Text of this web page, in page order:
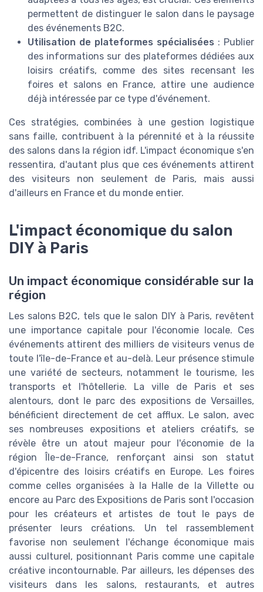
permettent de distinguer le salon dans le paysage
des événements B2C.
Utilisation de plateformes spécialisées : Publier
des informations sur des plateformes dédiées aux
loisirs créatifs, comme des sites recensant les
foires et salons en France, attire une audience
déjà intéressée par ce type d'événement.
Ces stratégies, combinées à une gestion logistique
sans faille, contribuent à la pérennité et à la réussite
des salons dans la région idf. L'impact économique s'en
ressentira, d'autant plus que ces événements attirent
des visiteurs non seulement de Paris, mais aussi
d'ailleurs en France et du monde entier.
L'impact économique du salon
DIY à Paris
Un impact économique considérable sur la
région
Les salons B2C, tels que le salon DIY à Paris, revêtent
une importance capitale pour l'économie locale. Ces
événements attirent des milliers de visiteurs venus de
toute l'île-de-France et au-delà. Leur présence stimule
une variété de secteurs, notamment le tourisme, les
transports et l'hôtellerie. La ville de Paris et ses
alentours, dont le parc des expositions de Versailles,
bénéficient directement de cet afflux. Le salon, avec
ses nombreuses expositions et ateliers créatifs, se
révèle être un atout majeur pour l'économie de la
région Île-de-France, renforçant ainsi son statut
d'épicentre des loisirs créatifs en Europe. Les foires
comme celles organisées à la Halle de la Villette ou
encore au Parc des Expositions de Paris sont l'occasion
pour les créateurs et artistes de tout le pays de
présenter leurs créations. Un tel rassemblement
favorise non seulement l'échange économique mais
aussi culturel, positionnant Paris comme une capitale
créative incontournable. Par ailleurs, les dépenses des
visiteurs dans les salons, restaurants, et autres